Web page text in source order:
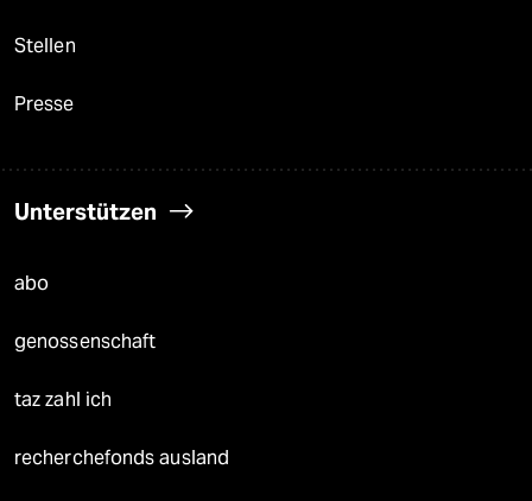
Stellen
Presse
Unterstützen
abo
genossenschaft
taz zahl ich
recherchefonds ausland